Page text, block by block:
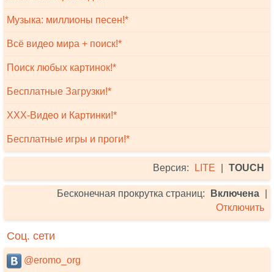
Музыка: миллионы песен!*
Всё видео мира + поиск!*
Поиск любых картинок!*
Бесплатные Загрузки!*
XXX-Видео и Картинки!*
Бесплатные игры и проги!*
Версия: LITE TOUCH
Бесконечная прокрутка страниц: Включена
Отключить
Соц. сети
@eromo_org